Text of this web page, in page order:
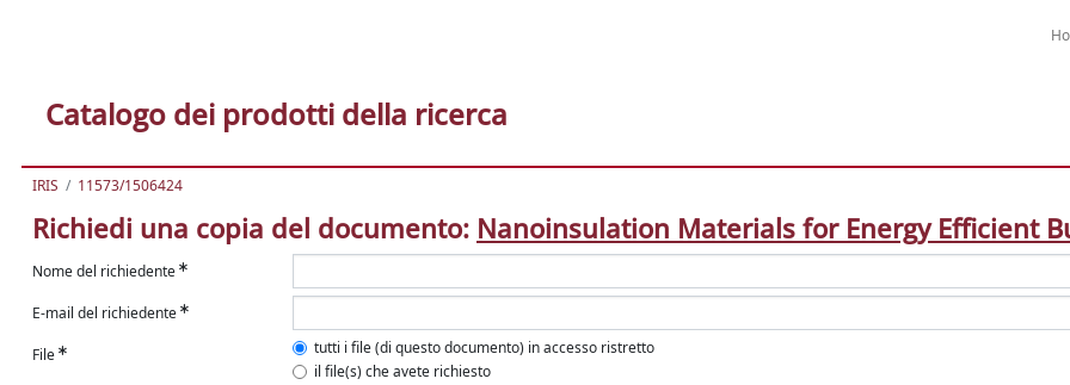
Catalogo dei prodotti della ricerca
IRIS 11573/1506424
Richiedi una copia del documento: Nanoinsulation Materials for Energy Efficient
Nome del richiedente
E-mail del richiedente
File
tutti i file (di questo documento) in accesso ristretto
il file(s) che avete richiesto